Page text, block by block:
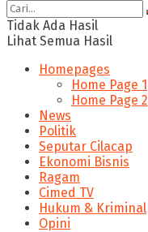
Tidak Ada Hasil
Lihat Semua Hasil
Homepages
Home Page 1
Home Page 2
News
Politik
Seputar Cilacap
Ekonomi Bisnis
Ragam
Cimed TV
Hukum & Kriminal
Opini